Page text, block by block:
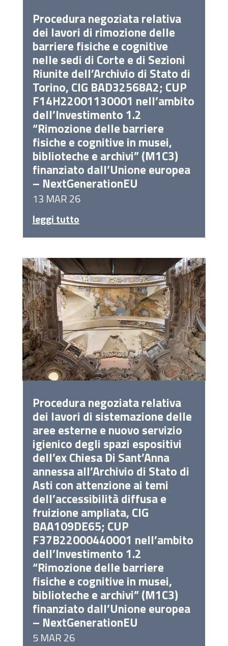
Procedura negoziata relativa
dei lavori di rimozione delle
barriere fisiche e cognitive
nelle sedi di Corte e di Sezioni
Riunite dell’Archivio di Stato di
Torino, CIG BAD32568A2; CUP
F14H22001130001 nell’ambito
dell’Investimento 1.2
“Rimozione delle barriere
fisiche e cognitive in musei,
biblioteche e archivi” (M1C3)
finanziato dall’Unione europea
– NextGenerationEU
13 MAR 26
leggi tutto
Procedura negoziata relativa
dei lavori di sistemazione delle
aree esterne e nuovo servizio
igienico degli spazi espositivi
dell’ex Chiesa Di Sant’Anna
annessa all’Archivio di Stato di
Asti con attenzione ai temi
dell’accessibilità diffusa e
fruizione ampliata, CIG
BAA109DE65; CUP
F37B22000440001 nell’ambito
dell’Investimento 1.2
“Rimozione delle barriere
fisiche e cognitive in musei,
biblioteche e archivi” (M1C3)
finanziato dall’Unione europea
– NextGenerationEU
5 MAR 26